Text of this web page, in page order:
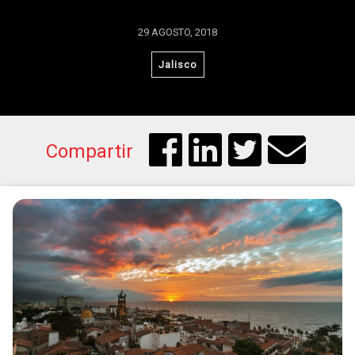
29 AGOSTO, 2018
Jalisco
Compartir